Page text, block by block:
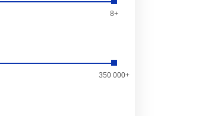
8+
350 000+